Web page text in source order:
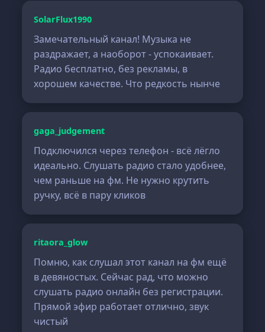
SolarFlux1990
Замечательный канал! Музыка не
раздражает, а наоборот - успокаивает.
Радио бесплатно, без рекламы, в
хорошем качестве. Что редкость нынче
gaga_judgement
Подключился через телефон - всё лёгло
идеально. Слушать радио стало удобнее,
чем раньше на фм. Не нужно крутить
ручку, всё в пару кликов
ritaora_glow
Помню, как слушал этот канал на фм ещё
в девяностых. Сейчас рад, что можно
слушать радио онлайн без регистрации.
Прямой эфир работает отлично, звук
чистый